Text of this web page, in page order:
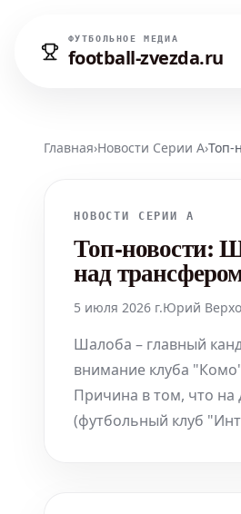
ФУТБОЛЬНОЕ МЕДИА
football-zvezda.ru
Главная›Новости Серии А›Топ-
НОВОСТИ СЕРИИ А
Топ-новости:
над
5 июля 2026 г.Юрий
Шалoба – главный
внимание клуба
Причина в том, что
(футбольный клуб